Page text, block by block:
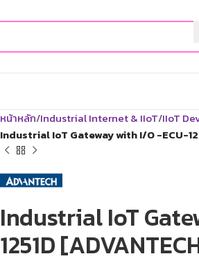
หน้าหลัก Industrial Internet & IIoT IIoT
Industrial IoT Gateway with I/O -ECU-
Industrial IoT
1251D